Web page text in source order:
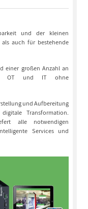
und der kleinen
auch für bestehende
einer großen Anzahl an
OT und IT ohne
und Aufbereitung
Transformation.
alle notwendigen
Services und